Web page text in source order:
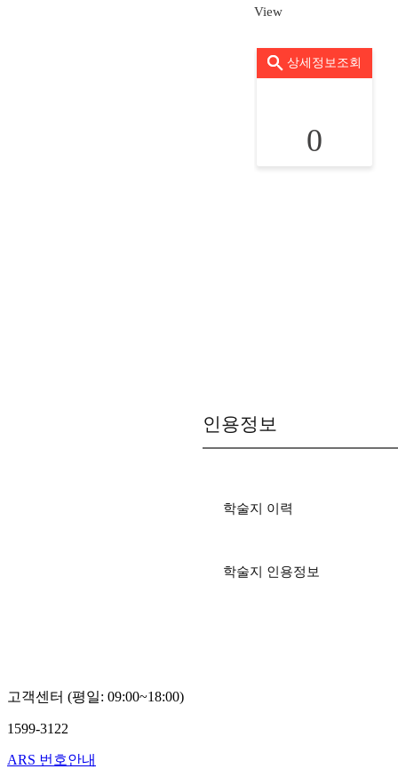
View
상세정보조회
0
인용정보
학술지 이력
학술지 인용정보
고객센터 (평일: 09:00~18:00)
1599-3122
ARS 번호안내